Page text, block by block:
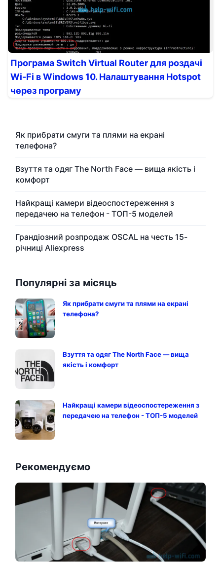
Програма Switch Virtual Router для роздачі
Wi-Fi в Windows 10. Налаштування Hotspot
через програму
Як прибрати смуги та плями на екрані
телефона?
Взуття та одяг The North Face — вища якість і
комфорт
Найкращі камери відеоспостереження з
передачею на телефон - ТОП-5 моделей
Грандіозний розпродаж OSCAL на честь 15-
річниці Aliexpress
Популярні за місяць
Як прибрати смуги та плями на екрані
телефона?
Взуття та одяг The North Face — вища
якість і комфорт
Найкращі камери відеоспостереження з
передачею на телефон - ТОП-5 моделей
Рекомендуємо